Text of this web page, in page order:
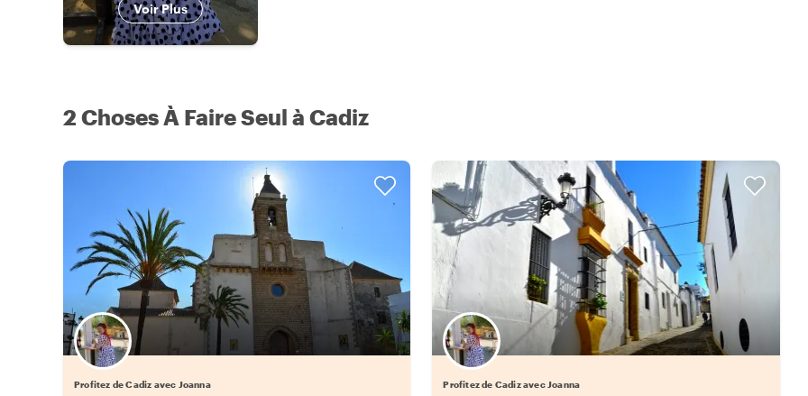
Voir Plus
2 Choses À Faire Seul à Cadiz
Profitez de Cadiz avec Joanna Profitez de Cadiz avec Joanna